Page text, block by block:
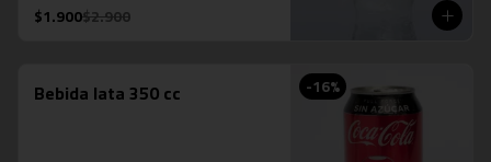
$1.900$2.900
-16%
Bebida lata 350 cc